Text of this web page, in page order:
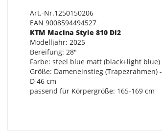
Art.-Nr.1250150206
EAN 9008594494527
KTM Macina Style 810 Di2
Modelljahr: 2025
Bereifung: 28"
Farbe: steel blue matt (black+light blue)
Größe: Dameneinstieg (Trapezrahmen) -
D 46 cm
passend für Körpergröße: 165-169 cm